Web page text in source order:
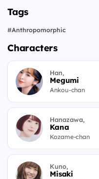
Tags
#Anthropomorphic
Characters
Han,
Megumi
Ankou-chan
Hanazawa,
Kana
Kozame-chan
Kuno,
Misaki